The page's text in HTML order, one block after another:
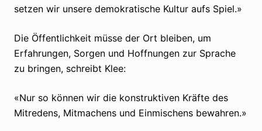
setzen wir unsere demokratische Kultur aufs Spiel.»
Die Öffentlichkeit müsse der Ort bleiben, um
Erfahrungen, Sorgen und Hoffnungen zur Sprache
zu bringen, schreibt Klee:
«Nur so können wir die konstruktiven Kräfte des
Mitredens, Mitmachens und Einmischens bewahren.»